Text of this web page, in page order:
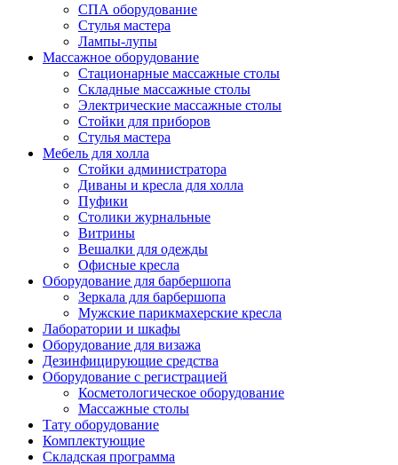
СПА оборудование
Стулья мастера
Лампы-лупы
Массажное оборудование
Стационарные массажные столы
Складные массажные столы
Электрические массажные столы
Стойки для приборов
Стулья мастера
Мебель для холла
Стойки администратора
Диваны и кресла для холла
Пуфики
Столики журнальные
Витрины
Вешалки для одежды
Офисные кресла
Оборудование для барбершопа
Зеркала для барбершопа
Мужские парикмахерские кресла
Лаборатории и шкафы
Оборудование для визажа
Дезинфицирующие средства
Оборудование с регистрацией
Косметологическое оборудование
Массажные столы
Тату оборудование
Комплектующие
Складская программа